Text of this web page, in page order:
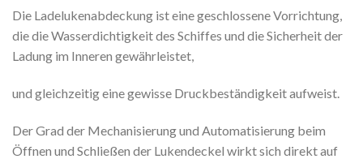
Die Ladelukenabdeckung ist eine geschlossene Vorrichtung,
die die Wasserdichtigkeit des Schiffes und die Sicherheit der
Ladung im Inneren gewährleistet,
und gleichzeitig eine gewisse Druckbeständigkeit aufweist.
Der Grad der Mechanisierung und Automatisierung beim
Öffnen und Schließen der Lukendeckel wirkt sich direkt auf